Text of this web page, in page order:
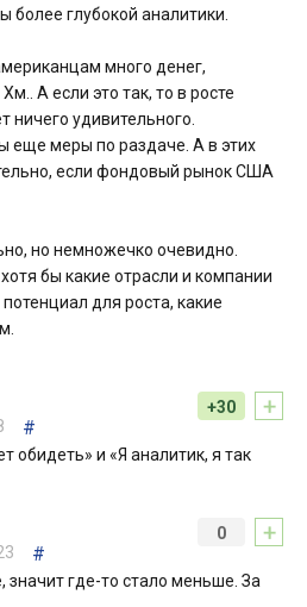
более глубокой аналитики.
много денег,
А если это так, то в росте
удивительного.
еще меры по раздаче. А в этих
если фондовый рынок США
но немножечко очевидно.
бы какие отрасли и компании
для роста, какие
+
+30
#
обидеть» и «Я аналитик, я так
+
0
#
значит где-то стало меньше. За